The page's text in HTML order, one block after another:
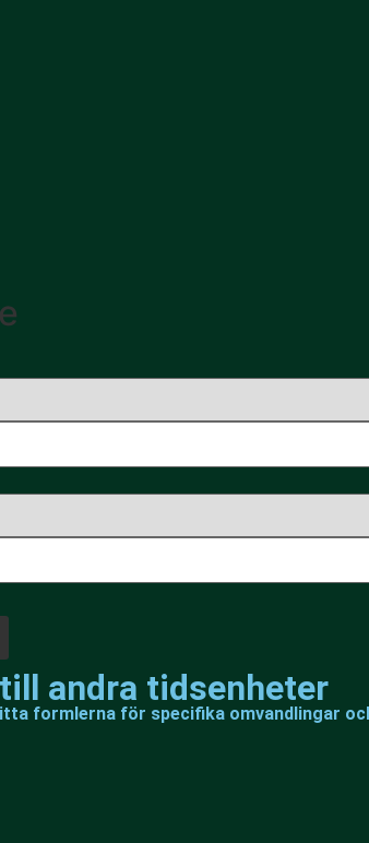
andra tidsenheter
formlerna för specifika omvandlingar